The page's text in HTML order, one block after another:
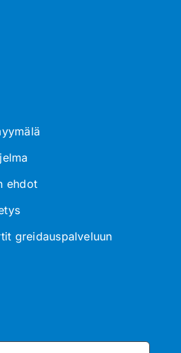
ehdot
greidauspalveluun